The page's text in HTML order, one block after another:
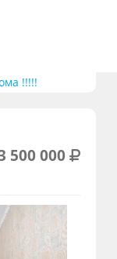
!!!!!
500 000